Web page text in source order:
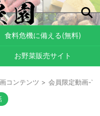
食料危機に備える(無料)
お野菜販売サイト
コンテンツ > 会員限定動画-